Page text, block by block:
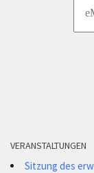
VERANSTALTUNGEN
Sitzung des